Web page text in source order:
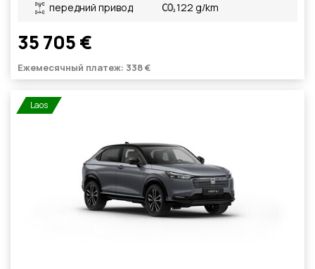
передний привод
122 g/km
35 705 €
Ежемесячный платеж: 338 €
Laos